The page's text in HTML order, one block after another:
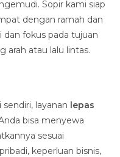
Sopir kami siap
dengan ramah dan
dan fokus pada tujuan
arah atau lalu lintas.
layanan lepas
bisa menyewa
sesuai
keperluan bisnis,